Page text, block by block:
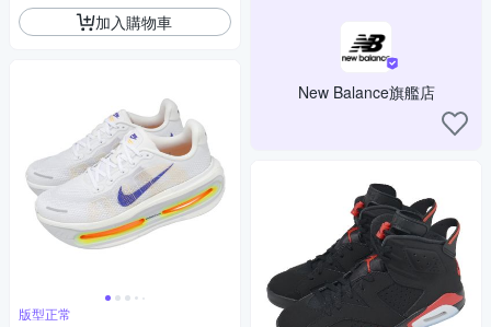
加入購物車
版型正常
New Balance旗艦店